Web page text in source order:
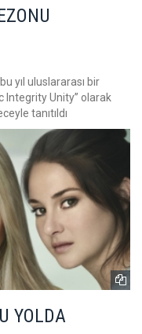
yıl uluslararası bir
Unity’’ olarak
tanıtıldı
YOLDA